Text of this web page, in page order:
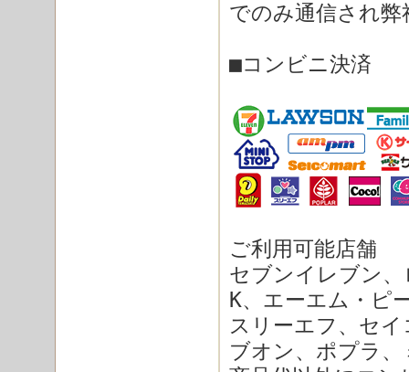
でのみ通信され
■コンビニ決済
ご利用可能店舗
セブンイレブン
K、エーエム・ピ
スリーエフ、セ
ブオン、ポプラ